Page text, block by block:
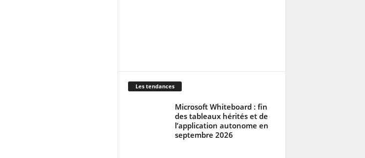
Les tendances
Microsoft Whiteboard : fin
des tableaux hérités et de
l’application autonome en
septembre 2026